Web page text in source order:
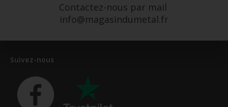
Contactez-nous par mail
info@magasindumetal.fr
Suivez-nous